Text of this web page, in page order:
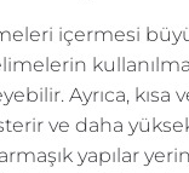
içermesi
Ayrıca, kısa
ve daha
yapılar